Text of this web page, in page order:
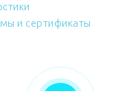
и сертификаты